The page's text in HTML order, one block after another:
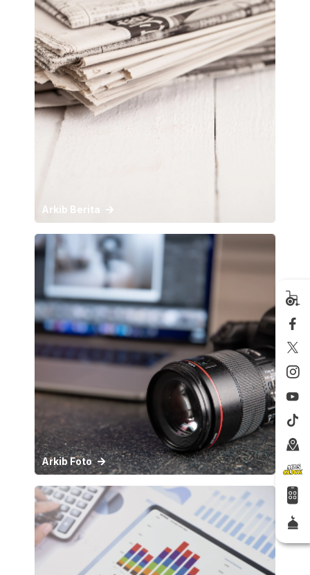
Arkib Berita
Arkib Foto